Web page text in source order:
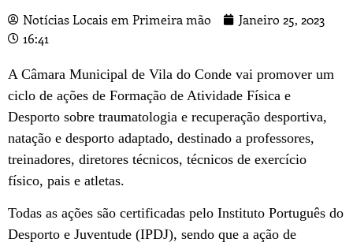
Notícias Locais em Primeira mão
Janeiro 25, 2023
16:41
A Câmara Municipal de Vila do Conde vai promover um
ciclo de ações de Formação de Atividade Física e
Desporto sobre traumatologia e recuperação desportiva,
natação e desporto adaptado, destinado a professores,
treinadores, diretores técnicos, técnicos de exercício
físico, pais e atletas.
Todas as ações são certificadas pelo Instituto Português do
Desporto e Juventude (IPDJ), sendo que a ação de